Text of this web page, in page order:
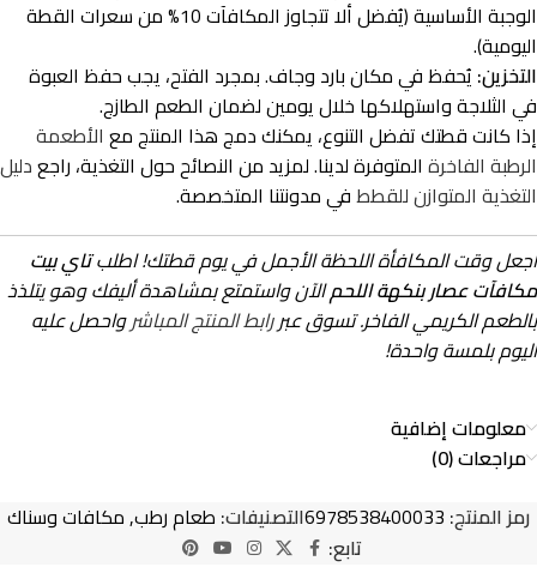
الوجبة الأساسية (يُفضل ألا تتجاوز المكافآت 10% من سعرات القطة
اليومية).
التخزين: يُحفظ في مكان بارد وجاف. بمجرد الفتح، يجب حفظ العبوة
في الثلاجة واستهلاكها خلال يومين لضمان الطعم الطازج.
إذا كانت قطتك تفضل التنوع، يمكنك دمج هذا المنتج مع الأطعمة
الرطبة الفاخرة المتوفرة لدينا. لمزيد من النصائح حول التغذية، راجعدليل
التغذية المتوازن للقططفي مدونتنا المتخصصة.
اجعل وقت المكافأة اللحظة الأجمل في يوم قطتك! اطلبتاي بيت
مكافآت عصار بنكهة اللحمالآن واستمتع بمشاهدة أليفك وهو يتلذذ
بالطعم الكريمي الفاخر. تسوق عبررابط المنتج المباشرواحصل عليه
اليوم بلمسة واحدة!
معلومات إضافية
مراجعات (0)
رمز المنتج: 6978538400033التصنيفات: طعام رطب,مكافات وسناك
تابع: